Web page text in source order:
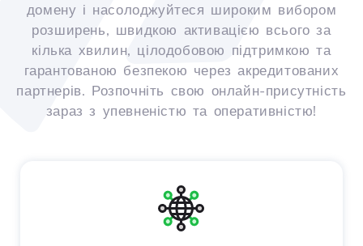
домену і насолоджуйтеся широким вибором
розширень, швидкою активацією всього за
кілька хвилин, цілодобовою підтримкою та
гарантованою безпекою через акредитованих
партнерів. Розпочніть свою онлайн-присутність
зараз з упевненістю та оперативністю!